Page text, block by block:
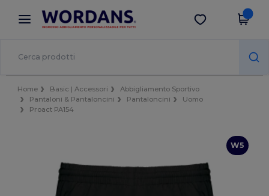
× App Wordans
Prezzi migliori sull'app!
Scarica app
Home Basic | Accessori
Abbigliamento Sportivo
Pantaloni & Pantaloncini
Pantaloncini
Uomo
Proact PA154
W5